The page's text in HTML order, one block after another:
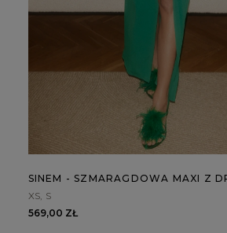
SINEM - SZMARAGDOWA MAXI Z
XS S
569,00 ZŁ